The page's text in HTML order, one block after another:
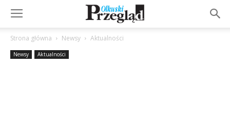
Strona główna Newsy Aktualności
Newsy Aktualności